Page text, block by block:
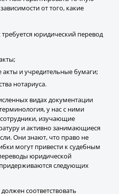
от того, какие
юридический перевод
и учредительные бумаги;
нотариуса.
видах документации
у нас с ними
изучающие
и активно занимающиеся
Они знают, что право не
могут привести к судебным
юридической
следующих
соответствовать